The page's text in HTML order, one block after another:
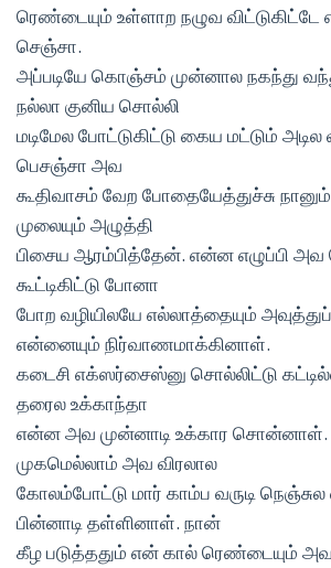
ரெண்டையும் உள்ளாற நழுவ
செஞ்சா.
அப்படியே கொஞ்சம் முன்னால நகந்து
நல்லா குனிய சொல்லி
மடிமேல போட்டுகிட்டு கைய மட்டும் அடில
பெசஞ்சா அவ
கூதிவாசம் வேற போதையேத்துச்சு
முலையும் அழுத்தி
பிசைய ஆரம்பித்தேன். என்ன எழுப்பி அவ
கூட்டிகிட்டு போனா
போற வழியிலயே எல்லாத்தையும்
என்னையும் நிர்வாணமாக்கினாள்.
கடைசி எக்ஸர்சைஸ்னு சொல்லிட்டு
தரைல உக்காந்தா
என்ன அவ முன்னாடி உக்கார
முகமெல்லாம் அவ விரலால
கோலம்போட்டு மார் காம்ப வருடி
பின்னாடி தள்ளினாள். நான்
கீழ படுத்ததும் என் கால் ரெண்டையும்